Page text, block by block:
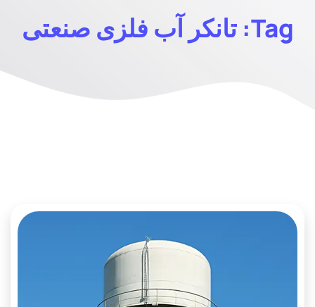
Tag: تانکر آب فلزی صنعتی